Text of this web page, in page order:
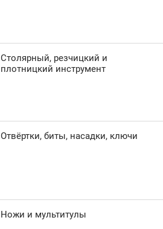
Столярный, резчицкий и
плотницкий инструмент
Отвёртки, биты, насадки, ключи
Ножи и мультитулы